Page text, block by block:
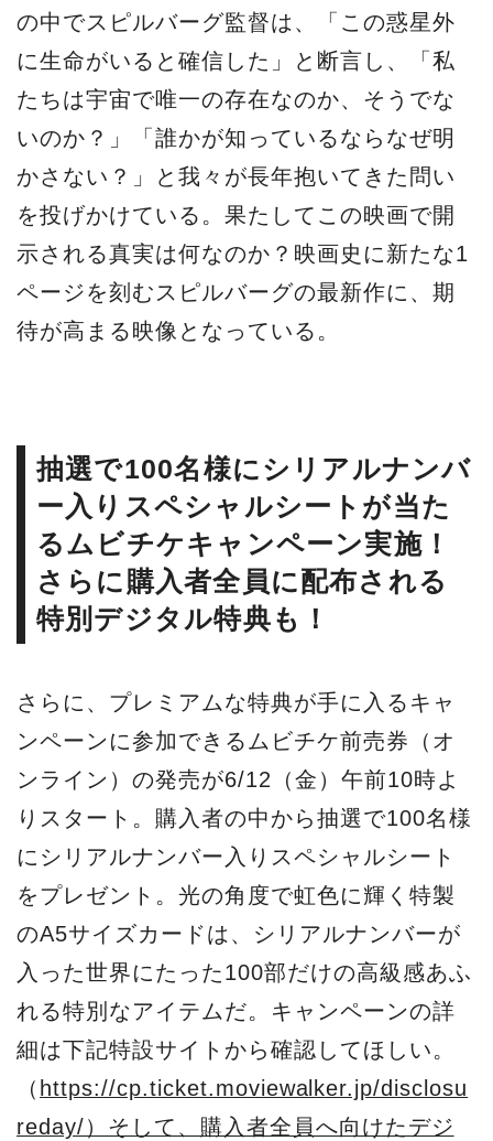
の中でスピルバーグ監督は、「この惑星外
に生命がいると確信した」と断言し、「私
たちは宇宙で唯一の存在なのか、そうでな
いのか？」「誰かが知っているならなぜ明
かさない？」と我々が長年抱いてきた問い
を投げかけている。果たしてこの映画で開
示される真実は何なのか？映画史に新たな1
ページを刻むスピルバーグの最新作に、期
待が高まる映像となっている。
抽選で100名様にシリアルナンバ
ー入りスペシャルシートが当た
るムビチケキャンペーン実施！
さらに購入者全員に配布される
特別デジタル特典も！
さらに、プレミアムな特典が手に入るキャ
ンペーンに参加できるムビチケ前売券（オ
ンライン）の発売が6/12（金）午前10時よ
りスタート。購入者の中から抽選で100名様
にシリアルナンバー入りスペシャルシート
をプレゼント。光の角度で虹色に輝く特製
のA5サイズカードは、シリアルナンバーが
入った世界にたった100部だけの高級感あふ
れる特別なアイテムだ。キャンペーンの詳
細は下記特設サイトから確認してほしい。
（ https://cp.ticket.moviewalker.jp/disclosu
reday/）そして、購入者全員へ向けたデジ